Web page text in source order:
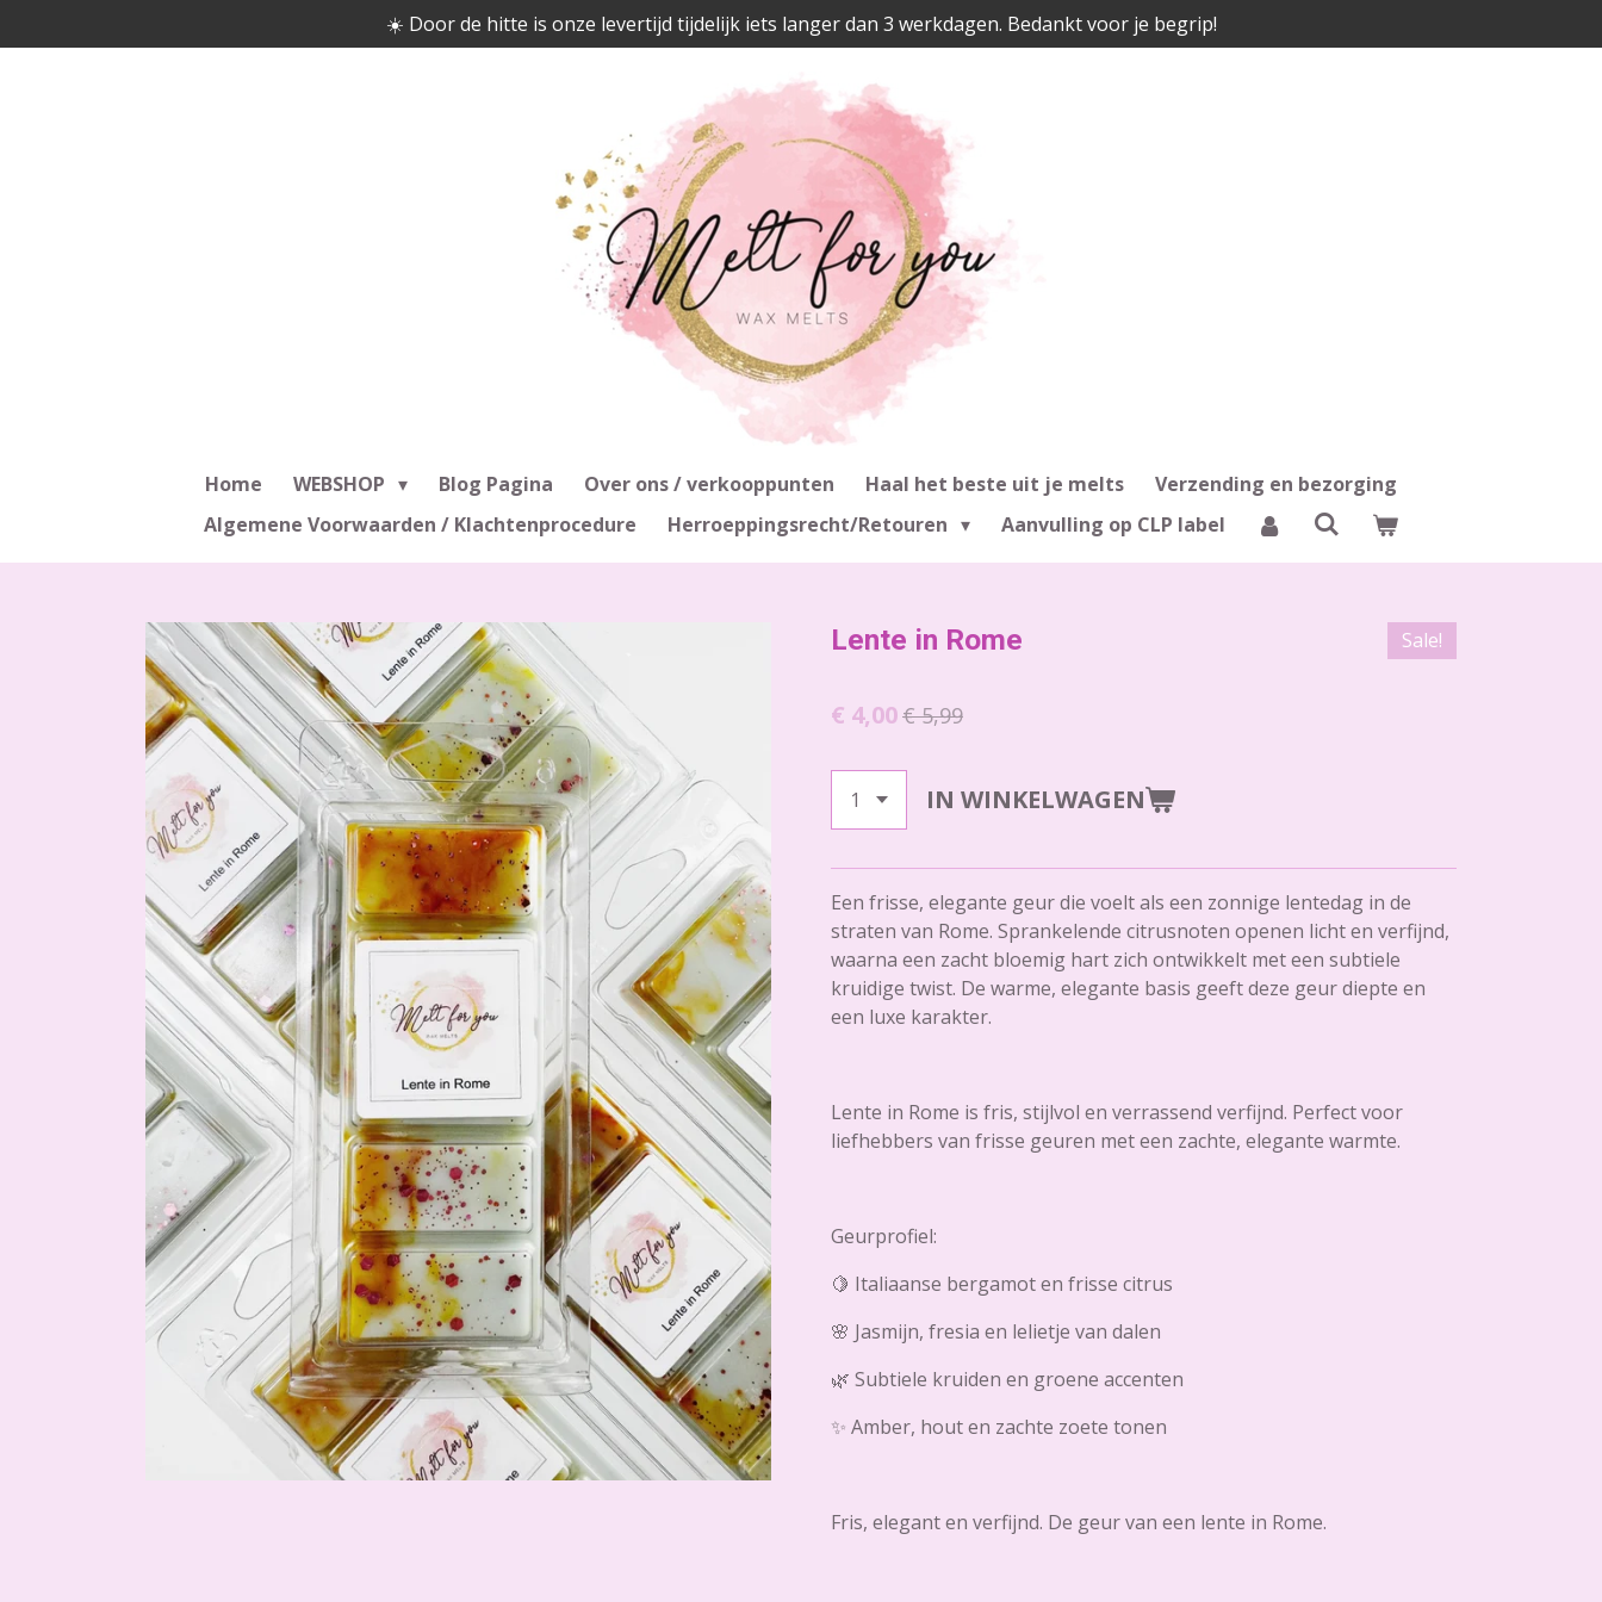
direct
☀️ Door de hitte is onze levertijd tijdelijk iets langer dan 3 werkdagen. Bedankt voor je begrip!
Home WEBSHOP Blog Pagina Over ons / verkooppunten Haal het beste uit je melts
Verzending en bezorging
Algemene Voorwaarden / Klachtenprocedure
Herroeppingsrecht/Retouren Aanvulling op CLP label
Lente in Rome Sale!
€ 4,00€ 5,99
IN WINKELWAGEN
Een frisse, elegante geur die voelt als een zonnige lentedag in de
straten van Rome. Sprankelende citrusnoten openen licht en verfijnd,
waarna een zacht bloemig hart zich ontwikkelt met een subtiele
kruidige twist. De warme, elegante basis geeft deze geur diepte en
een luxe karakter.
Lente in Rome is fris, stijlvol en verrassend verfijnd. Perfect voor
liefhebbers van frisse geuren met een zachte, elegante warmte.
Geurprofiel:
🍋 Italiaanse bergamot en frisse citrus
🌸 Jasmijn, fresia en lelietje van dalen
🌿 Subtiele kruiden en groene accenten
✨ Amber, hout en zachte zoete tonen
Fris, elegant en verfijnd. De geur van een lente in Rome.